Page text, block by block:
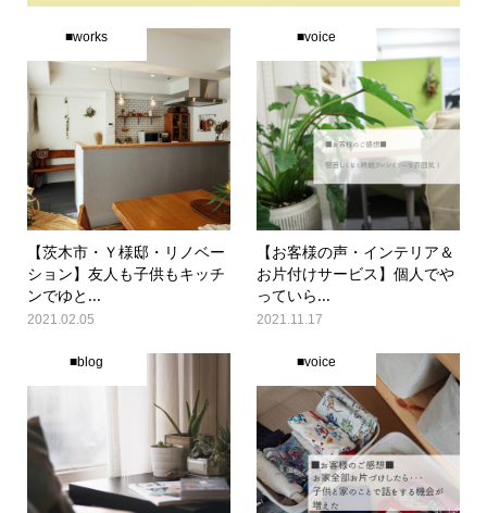
■works
【茨木市・Ｙ様邸・リノベー
ション】友人も子供もキッチ
ンでゆと...
2021.02.05
■voice
【お客様の声・インテリア＆
お片付けサービス】個人でや
っていら...
2021.11.17
■blog ■voice